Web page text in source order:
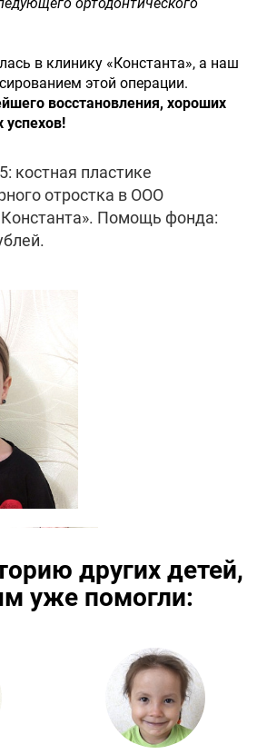
ортодонтического
в клинику «Константа», а наш
этой операции.
восстановления, хороших
успехов!
костная пластике
отростка в ООО
Помощь фонда:
других детей,
уже помогли:
Подробнее